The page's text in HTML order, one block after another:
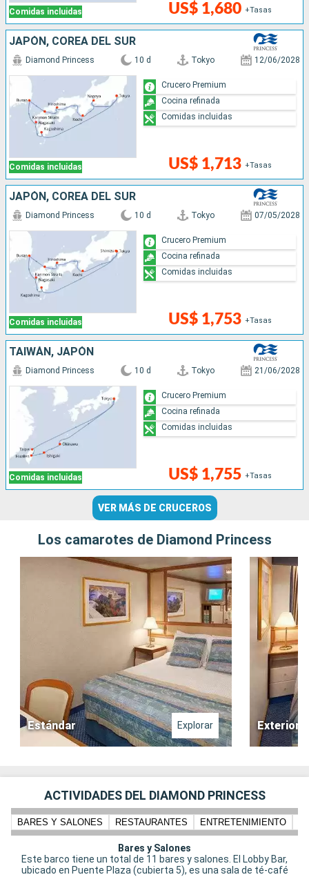
Comidas incluidas US$ 1,680 +Tasas
JAPÓN, COREA DEL SUR
Comidas incluidas
Diamond Princess 10 d Tokyo 12/06/2028
US$ 1,713 +Tasas
Crucero Premium
Cocina refinada
Comidas incluidas
JAPÓN, COREA DEL SUR
Comidas incluidas
Diamond Princess 10 d Tokyo 07/05/2028
US$ 1,753 +Tasas
Crucero Premium
Cocina refinada
Comidas incluidas
TAIWÁN, JAPÓN
Comidas incluidas
Diamond Princess 10 d Tokyo 21/06/2028
US$ 1,755 +Tasas
Crucero Premium
Cocina refinada
Comidas incluidas
VER MÁS DE CRUCEROS
Los camarotes de Diamond Princess
Estándar Explorar Exterior
ACTIVIDADES DEL DIAMOND PRINCESS
BARES Y SALONES RESTAURANTES ENTRETENIMIENTO
Bares y Salones
Este barco tiene un total de 11 bares y salones. El Lobby Bar,
ubicado en Puente Plaza (cubierta 5), es una sala de té-café